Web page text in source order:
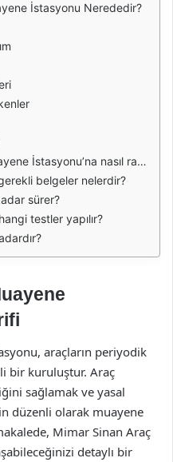
İstasyonu Nerededir?
nasıl randevu alabilirim?
belgeler nelerdir?
sürer?
testler yapılır?
araçların periyodik
bir kuruluştur. Araç
sağlamak ve yasal
düzenli olarak muayene
Mimar Sinan Araç
detaylı bir